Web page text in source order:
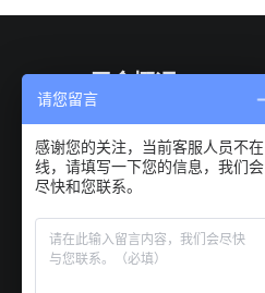
展会简介
组织机构
展会优势
观众构成
展会日程
请您留言
感谢您的关注，当前客服人员不在
线，请填写一下您的信息，我们会
尽快和您联系。